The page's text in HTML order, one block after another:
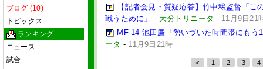
ブログ (10)
トピックス
ランキング
ニュース
試合
【記者会見・質疑応答】竹中穣監督「こ
戦うために」
- 大分トリニータ - 11月9日21
MF 14 池田廉「勢いづいた時間帯にもう
ータ - 11月9日21時
< 1 2 3 4